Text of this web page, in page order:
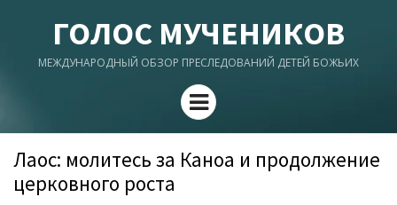
ГОЛОС МУЧЕНИКОВ
МЕЖДУНАРОДНЫЙ ОБЗОР ПРЕСЛЕДОВАНИЙ ДЕТЕЙ БОЖЬИХ
Menu
Лаос: молитесь за Каноа и продолжение
церковного роста